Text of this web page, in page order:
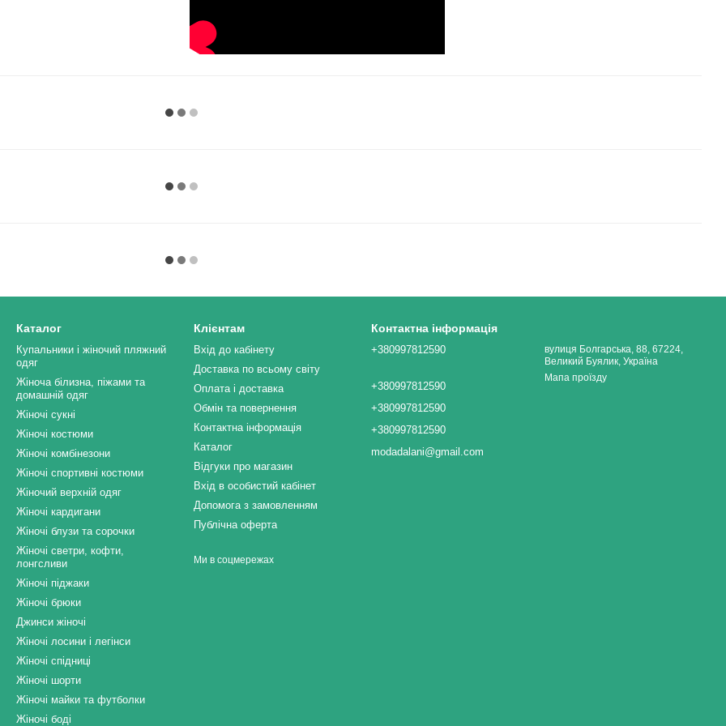
Каталог
Купальники і жіночий пляжний
одяг
Жіноча білизна, піжами та
домашній одяг
Жіночі сукні
Жіночі костюми
Жіночі комбінезони
Жіночі спортивні костюми
Жіночий верхній одяг
Жіночі кардигани
Жіночі блузи та сорочки
Жіночі светри, кофти,
лонгсливи
Жіночі піджаки
Жіночі брюки
Джинси жіночі
Жіночі лосини і легінси
Жіночі спідниці
Жіночі шорти
Жіночі майки та футболки
Жіночі боді
Клієнтам
Вхід до кабінету
Доставка по всьому світу
Оплата і доставка
Обмін та повернення
Контактна інформація
Каталог
Відгуки про магазин
Вхід в особистий кабінет
Допомога з замовленням
Публічна оферта
Ми в соцмережах
Контактна інформація
+380997812590
+380997812590
+380997812590
+380997812590
modadalani@gmail.com
вулиця Болгарська, 88, 67224,
Великий Буялик, Україна
Мапа проїзду